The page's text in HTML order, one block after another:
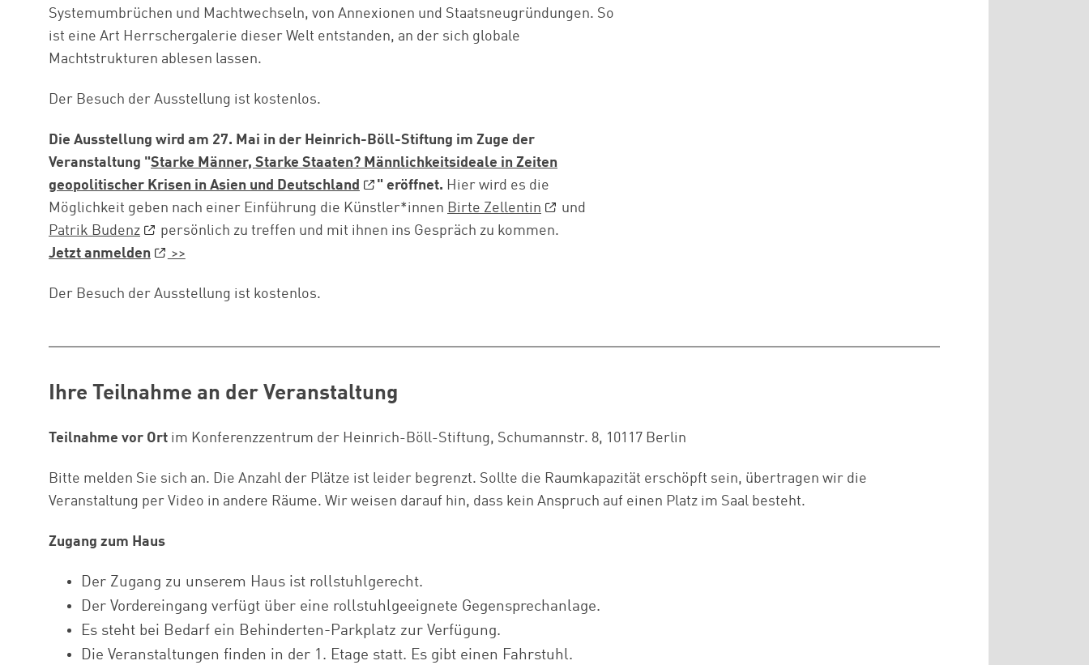
Systemumbrüchen und Machtwechseln, von Annexionen und Staatsneugründungen. So
ist eine Art Herrschergalerie dieser Welt entstanden, an der sich globale
Machtstrukturen ablesen lassen.
Der Besuch der Ausstellung ist kostenlos.
Die Ausstellung wird am 27. Mai in der Heinrich-Böll-Stiftung im Zuge der
Veranstaltung "Starke Männer, Starke Staaten? Männlichkeitsideale in Zeiten
geopolitischer Krisen in Asien und Deutschland
" eröffnet. Hier wird es die
Möglichkeit geben nach einer Einführung die Künstler*innen Birte Zellentin
und
Patrik Budenz
persönlich zu treffen und mit ihnen ins Gespräch zu kommen.
Jetzt anmelden
>>
Der Besuch der Ausstellung ist kostenlos.
Ihre Teilnahme an der Veranstaltung
Teilnahme vor Ort im Konferenzzentrum der Heinrich-Böll-Stiftung, Schumannstr. 8, 10117 Berlin
Bitte melden Sie sich an. Die Anzahl der Plätze ist leider begrenzt. Sollte die Raumkapazität erschöpft sein, übertragen wir die
Veranstaltung per Video in andere Räume. Wir weisen darauf hin, dass kein Anspruch auf einen Platz im Saal besteht.
Zugang zum Haus
Der Zugang zu unserem Haus ist rollstuhlgerecht.
Der Vordereingang verfügt über eine rollstuhlgeeignete Gegensprechanlage.
Es steht bei Bedarf ein Behinderten-Parkplatz zur Verfügung.
Die Veranstaltungen finden in der 1. Etage statt. Es gibt einen Fahrstuhl.